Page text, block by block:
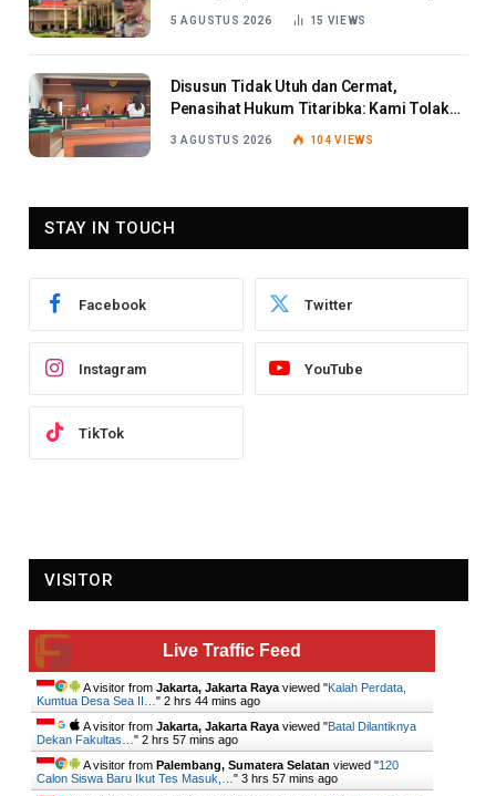
5 AGUSTUS 2026 15 VIEWS
Disusun Tidak Utuh dan Cermat,
Penasihat Hukum Titaribka: Kami Tolak
Tanggapan Jaksa
3 AGUSTUS 2026 104VIEWS
STAY IN TOUCH
Facebook Twitter
Instagram YouTube
TikTok
VISITOR
Live Traffic Feed
A visitor from Jakarta, Jakarta Raya viewed "Kalah Perdata,
Kumtua Desa Sea II… " 2 hrs 44 mins ago
A visitor from Jakarta, Jakarta Raya viewed "Batal Dilantiknya
Dekan Fakultas… " 2 hrs 57 mins ago
A visitor from Palembang, Sumatera Selatan viewed "120
Calon Siswa Baru Ikut Tes Masuk,… " 3 hrs 57 mins ago